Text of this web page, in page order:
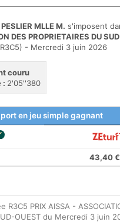
PESLIER MLLE M. s'imposent
DES PROPRIETAIRES DU
- Mercredi 3 juin 2026
couru
: 2'05''380
en jeu simple gagnant
43,40 €
R3C5 PRIX AISSA -
OUEST du Mercredi 3 juin